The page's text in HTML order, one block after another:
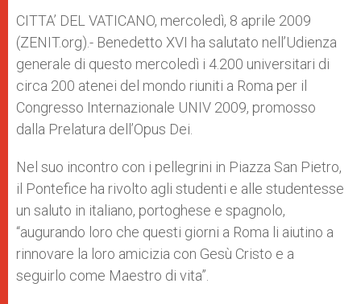
p
p
g
e
r
o
k
r
CITTA’ DEL VATICANO, mercoledì, 8 aprile 2009
(ZENIT.org).- Benedetto XVI ha salutato nell’Udienza
generale di questo mercoledì i 4.200 universitari di
circa 200 atenei del mondo riuniti a Roma per il
Congresso Internazionale UNIV 2009, promosso
dalla Prelatura dell’Opus Dei.
Nel suo incontro con i pellegrini in Piazza San Pietro,
il Pontefice ha rivolto agli studenti e alle studentesse
un saluto in italiano, portoghese e spagnolo,
“augurando loro che questi giorni a Roma li aiutino a
rinnovare la loro amicizia con Gesù Cristo e a
seguirlo come Maestro di vita”.